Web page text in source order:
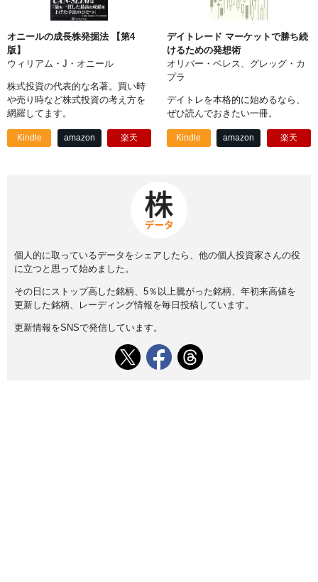
オニールの成長株発掘法 【第4
版】
ウィリアム・J・オニール
株式投資の代表的な名著。買い時
や売り時など株式投資の考え方を
網羅してます。
Kindle amazon 楽天
デイトレード マーケットで勝ち続
けるための発想術
オリバー・ベレス、グレッグ・カ
プラ
デイトレを本格的に始めるなら、
ぜひ読んでおきたい一冊。
Kindle amazon 楽天
個人的に取っているデータをシェアしたら、他の個人投資家さんの役
に立つと思って始めました。
その日にストップ高した銘柄、5％以上騰がった銘柄、年初来高値を
更新した銘柄、レーディング情報を毎日投稿しています。
更新情報をSNSで発信しています。